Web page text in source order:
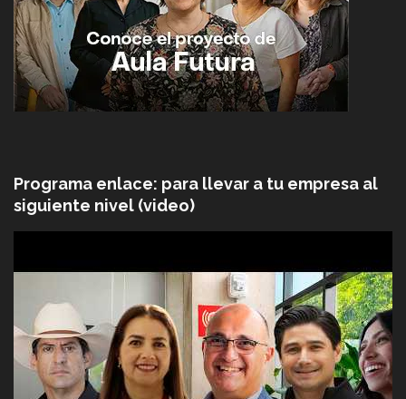
Programa enlace: para llevar a tu empresa al
siguiente nivel (video)